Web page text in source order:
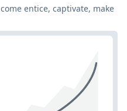
entice, captivate, make